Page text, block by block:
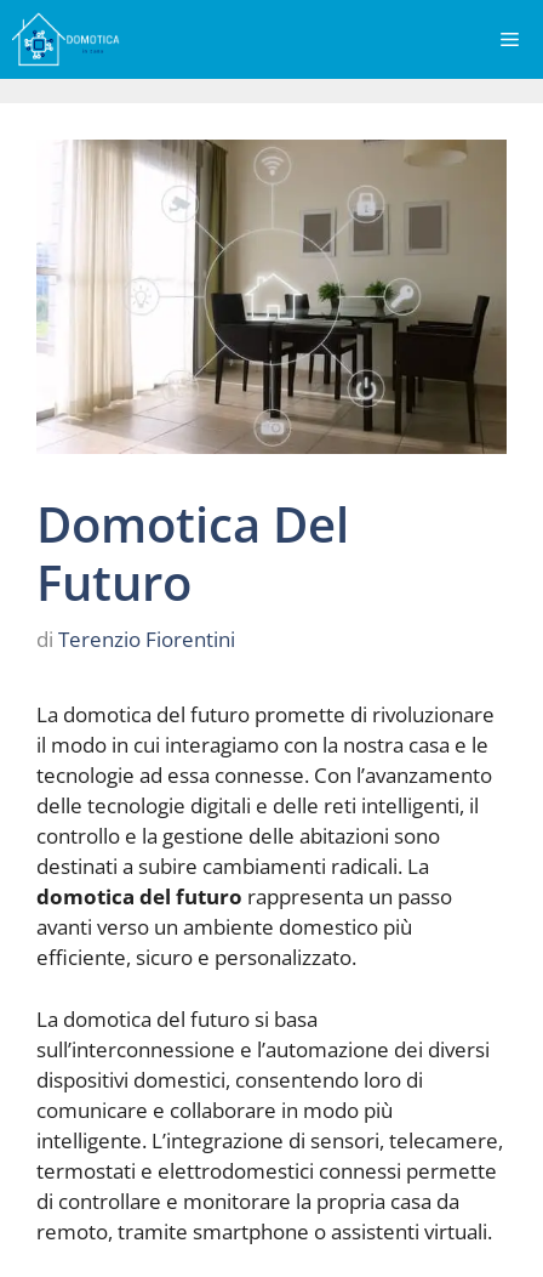
Vai
al
contenuto
Domotica Del
Futuro
di Terenzio Fiorentini
La domotica del futuro promette di rivoluzionare
il modo in cui interagiamo con la nostra casa e le
tecnologie ad essa connesse. Con l’avanzamento
delle tecnologie digitali e delle reti intelligenti, il
controllo e la gestione delle abitazioni sono
destinati a subire cambiamenti radicali. La
domotica del futuro rappresenta un passo
avanti verso un ambiente domestico più
efficiente, sicuro e personalizzato.
La domotica del futuro si basa
sull’interconnessione e l’automazione dei diversi
dispositivi domestici, consentendo loro di
comunicare e collaborare in modo più
intelligente. L’integrazione di sensori, telecamere,
termostati e elettrodomestici connessi permette
di controllare e monitorare la propria casa da
remoto, tramite smartphone o assistenti virtuali.